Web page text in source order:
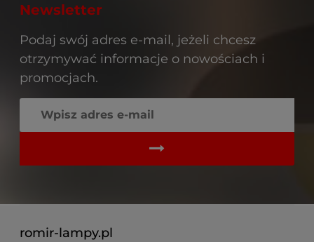
Newsletter
Podaj swój adres e-mail, jeżeli chcesz
otrzymywać informacje o nowościach i
promocjach.
romir-lampy.pl